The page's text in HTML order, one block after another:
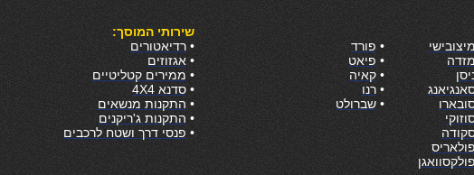
מיצובישי
מזדה
פולאריס
פולקסוואגן
• פורד
• פיאט
• קאיה
• רנו
• שברולט
שירותי המוסך:
• רדיאטורים
• אגזוזים
• ממירים קטליטיים
• סדנא 4X4
• התקנות מנשאים
• התקנות ג'ריקנים
• פנסי דרך ושטח לרכבים